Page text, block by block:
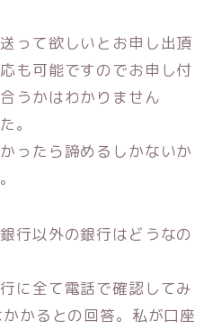
って欲しいとお申し出頂
も可能ですのでお申し付
うかはわかりません
。
ったら諦めるしかないか
行以外の銀行はどうなの
に全て電話で確認してみ
かるとの回答。 私が口座